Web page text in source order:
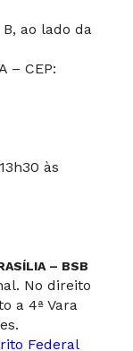
ao lado da
– CEP:
às
– BSB
No direito
a 4ª Vara
Federal